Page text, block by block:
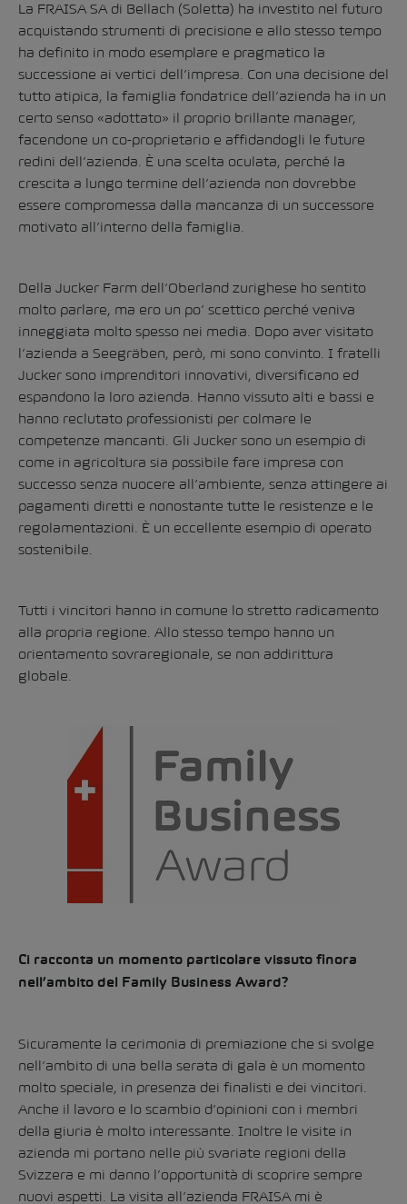
La FRAISA SA di Bellach (Soletta) ha investito nel futuro
acquistando strumenti di precisione e allo stesso tempo
ha definito in modo esemplare e pragmatico la
successione ai vertici dell’impresa. Con una decisione del
tutto atipica, la famiglia fondatrice dell’azienda ha in un
certo senso «adottato» il proprio brillante manager,
facendone un co-proprietario e affidandogli le future
redini dell’azienda. È una scelta oculata, perché la
crescita a lungo termine dell’azienda non dovrebbe
essere compromessa dalla mancanza di un successore
motivato all’interno della famiglia.
Della Jucker Farm dell’Oberland zurighese ho sentito
molto parlare, ma ero un po’ scettico perché veniva
inneggiata molto spesso nei media. Dopo aver visitato
l’azienda a Seegräben, però, mi sono convinto. I fratelli
Jucker sono imprenditori innovativi, diversificano ed
espandono la loro azienda. Hanno vissuto alti e bassi e
hanno reclutato professionisti per colmare le
competenze mancanti. Gli Jucker sono un esempio di
come in agricoltura sia possibile fare impresa con
successo senza nuocere all’ambiente, senza attingere ai
pagamenti diretti e nonostante tutte le resistenze e le
regolamentazioni. È un eccellente esempio di operato
sostenibile.
Tutti i vincitori hanno in comune lo stretto radicamento
alla propria regione. Allo stesso tempo hanno un
orientamento sovraregionale, se non addirittura
globale.
Ci racconta un momento particolare vissuto finora
nell’ambito del Family Business Award?
Sicuramente la cerimonia di premiazione che si svolge
nell’ambito di una bella serata di gala è un momento
molto speciale, in presenza dei finalisti e dei vincitori.
Anche il lavoro e lo scambio d’opinioni con i membri
della giuria è molto interessante. Inoltre le visite in
azienda mi portano nelle più svariate regioni della
Svizzera e mi danno l’opportunità di scoprire sempre
nuovi aspetti. La visita all’azienda FRAISA mi è